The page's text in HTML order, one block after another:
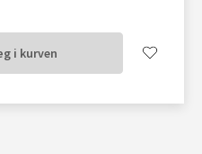
i kurven